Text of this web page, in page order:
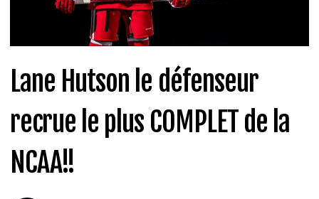
Lane Hutson le défenseur
recrue le plus COMPLET de la
NCAA!!